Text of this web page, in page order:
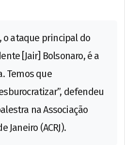
o ataque principal do
[Jair] Bolsonaro, é a
Temos que
defendeu
na Associação
Janeiro (ACRJ).